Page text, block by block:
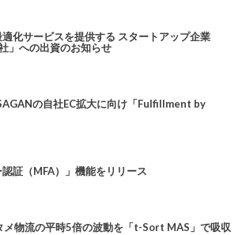
化サービスを提供する スタートアップ企業
」への出資のお知らせ
の自社EC拡大に向け「Fulfillment by
証（MFA）」機能をリリース
メ物流の平時5倍の波動を「t-Sort MAS」で吸収